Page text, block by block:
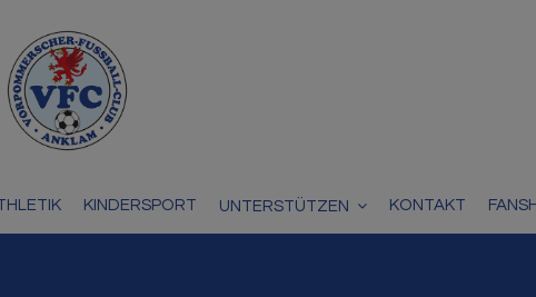
KINDERSPORT UNTERSTÜTZEN KONTAKT